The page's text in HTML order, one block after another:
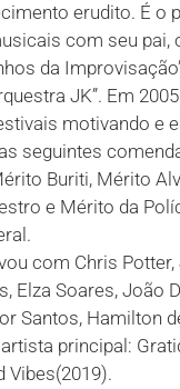
erudito. É o
com seu pai,
da
JK”. Em
motivando e
seguintes
Buriti, Mérito
e Mérito da
com Chris
Elza Soares, João
Santos, Hamilton
principal:
Vibes(2019).